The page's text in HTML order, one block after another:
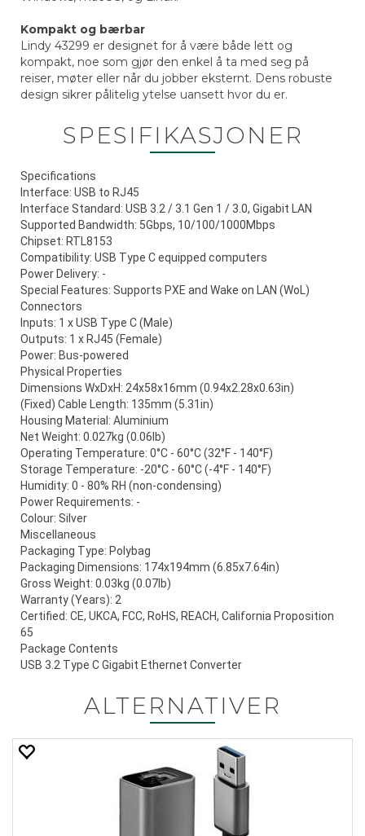
Kompakt og bærbar
Lindy 43299 er designet for å være både lett og
kompakt, noe som gjør den enkel å ta med seg på
reiser, møter eller når du jobber eksternt. Dens robuste
design sikrer pålitelig ytelse uansett hvor du er.
SPESIFIKASJONER
Specifications
Interface: USB to RJ45
Interface Standard: USB 3.2 / 3.1 Gen 1 / 3.0, Gigabit LAN
Supported Bandwidth: 5Gbps, 10/100/1000Mbps
Chipset: RTL8153
Compatibility: USB Type C equipped computers
Power Delivery: -
Special Features: Supports PXE and Wake on LAN (WoL)
Connectors
Inputs: 1 x USB Type C (Male)
Outputs: 1 x RJ45 (Female)
Power: Bus-powered
Physical Properties
Dimensions WxDxH: 24x58x16mm (0.94x2.28x0.63in)
(Fixed) Cable Length: 135mm (5.31in)
Housing Material: Aluminium
Net Weight: 0.027kg (0.06lb)
Operating Temperature: 0°C - 60°C (32°F - 140°F)
Storage Temperature: -20°C - 60°C (-4°F - 140°F)
Humidity: 0 - 80% RH (non-condensing)
Power Requirements: -
Colour: Silver
Miscellaneous
Packaging Type: Polybag
Packaging Dimensions: 174x194mm (6.85x7.64in)
Gross Weight: 0.03kg (0.07lb)
Warranty (Years): 2
Certified: CE, UKCA, FCC, RoHS, REACH, California Proposition
65
Package Contents
USB 3.2 Type C Gigabit Ethernet Converter
ALTERNATIVER